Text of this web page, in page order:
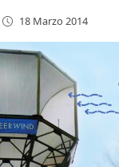
18 Marzo 2014